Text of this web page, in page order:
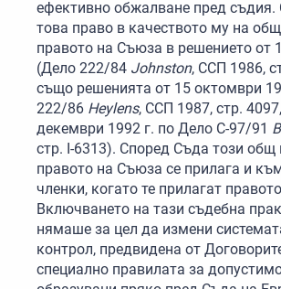
ефективно обжалване пред съдия.
това право в качеството му на
правото на Съюза в решението от
(Дело 222/84 Johnston, ССП 1986,
също решенията от 15 октомври
222/86 Heylens, ССП 1987, стр.
декември 1992 г. по Дело C-97/91
стр. I-6313). Според Съда този общ
правото на Съюза се прилага и
членки, когато те прилагат
Включването на тази съдебна
нямаше за цел да измени
контрол, предвидена от
специално правилата за